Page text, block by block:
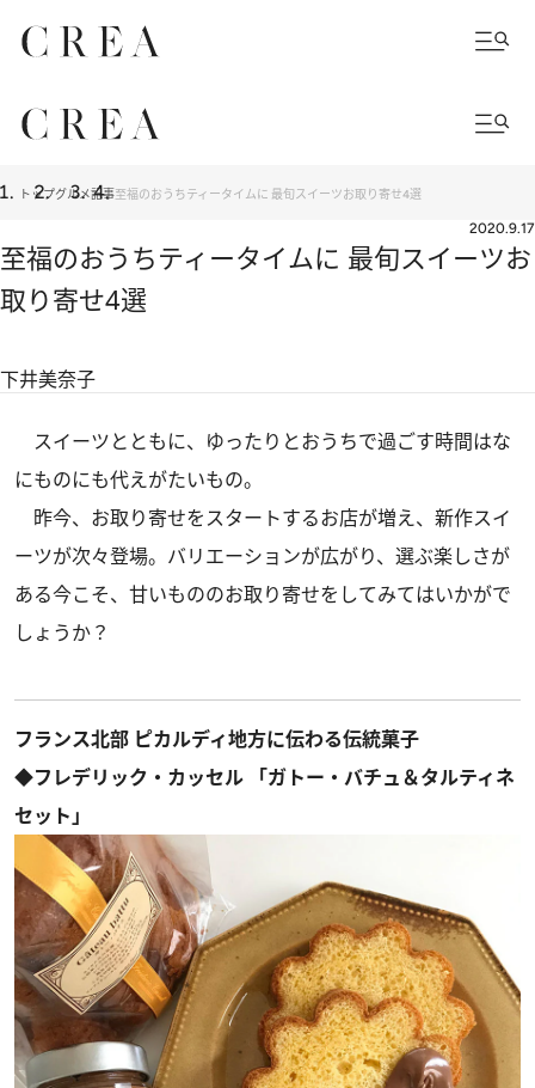
トップグルメ記事至福のおうちティータイムに 最旬スイーツお取り寄せ4選
2020.9.17
至福のおうちティータイムに 最旬スイーツお
取り寄せ4選
下井美奈子
スイーツとともに、ゆったりとおうちで過ごす時間はな
にものにも代えがたいもの。
昨今、お取り寄せをスタートするお店が増え、新作スイ
ーツが次々登場。バリエーションが広がり、選ぶ楽しさが
ある今こそ、甘いもののお取り寄せをしてみてはいかがで
しょうか？
フランス北部 ピカルディ地方に伝わる伝統菓子
◆フレデリック・カッセル 「ガトー・バチュ＆タルティネ
セット」